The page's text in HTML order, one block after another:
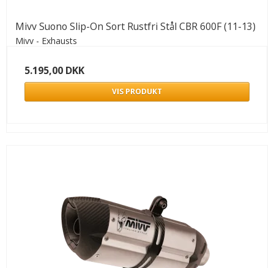
Mivv Suono Slip-On Sort Rustfri Stål CBR 600F (11-13)
Mivv - Exhausts
5.195,00 DKK
VIS PRODUKT